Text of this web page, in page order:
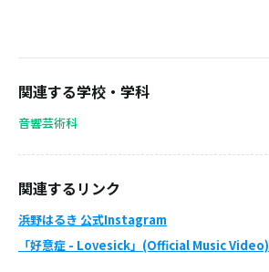
関連する学校・学科
音響芸術科
関連するリンク
浜野はるき 公式Instagram
「好意症 - Lovesick」(Official Music Video)